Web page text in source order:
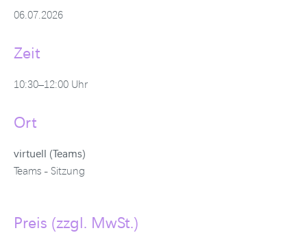
06.07.2026
Zeit
10:30–12:00 Uhr
Ort
virtuell (Teams)
Teams - Sitzung
Preis (zzgl. MwSt.)